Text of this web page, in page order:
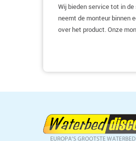
Wij bieden service tot in
neemt de monteur binnen
over het product. Onze